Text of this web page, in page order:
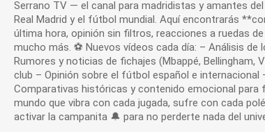
Serrano TV — el canal para madridistas y amantes
Real Madrid y el fútbol mundial. Aquí encontrarás
última hora, opinión sin filtros, reacciones a ruedas
mucho más. ⚽ Nuevos vídeos cada día: – Análisis de
Rumores y noticias de fichajes (Mbappé,
club – Opinión sobre el fútbol español e
Comparativas históricas y contenido emocional para
mundo que vibra con cada jugada, sufre con cada
activar la campanita 🔔 para no perderte nada del